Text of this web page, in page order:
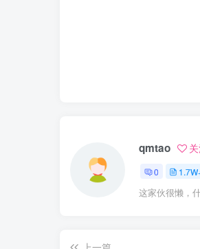
qmtao
0
这家伙很懒，